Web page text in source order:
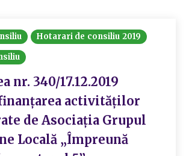
Hotarari de consiliu 2019
nr. 340/17.12.2019
activităților
de Asociația Grupul
Locală „Împreună